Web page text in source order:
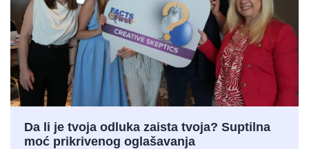
Da li je tvoja odluka zaista tvoja? Suptilna
moć prikrivenog oglašavanja